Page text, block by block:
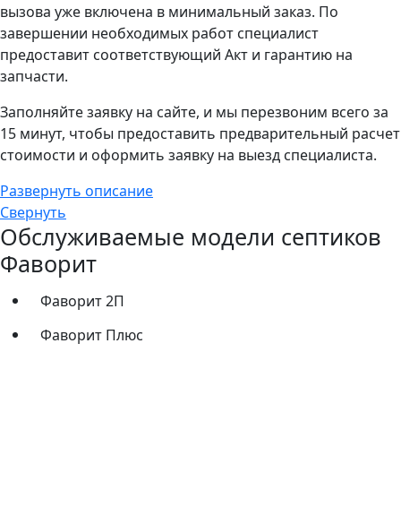
вызова уже включена в минимальный заказ. По
завершении необходимых работ специалист
предоставит соответствующий Акт и гарантию на
запчасти.
Заполняйте заявку на сайте, и мы перезвоним всего за
15 минут, чтобы предоставить предварительный расчет
стоимости и оформить заявку на выезд специалиста.
Развернуть описание
Свернуть
Обслуживаемые модели септиков
Фаворит
Фаворит 2П
Фаворит Плюс